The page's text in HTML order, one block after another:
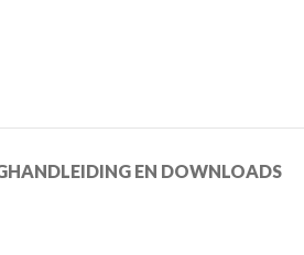
HANDLEIDING EN DOWNLOADS